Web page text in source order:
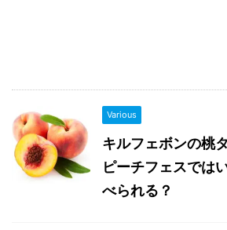
Various
キルフェボンの桃
ピーチフェスでは
べられる？